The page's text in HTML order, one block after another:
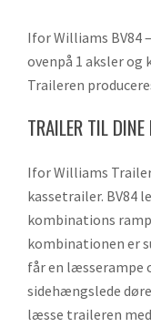
Ifor Williams BV84
ovenpå 1 aksler og
Traileren
TRAILER TIL DINE
Ifor Williams
kassetrailer. BV84
kombinations
kombinationen er
får en læsserampe
sidehængslede
læsse traileren